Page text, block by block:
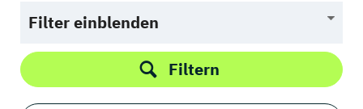
Filter einblenden
Filtern